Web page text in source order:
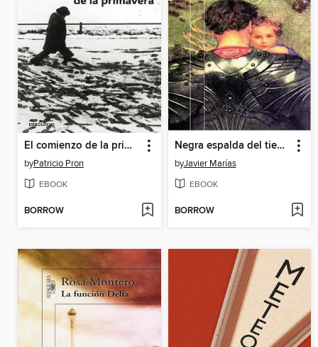
El comienzo de la primavera
byPatricio Pron
EBOOK
BORROW
Negra espalda del tiempo
byJavier Marías
EBOOK
BORROW